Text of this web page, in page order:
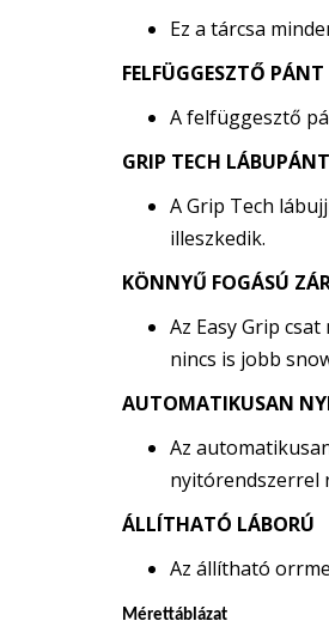
Ez a tárcsa
FELFÜGGESZTŐ PÁNT
A felfüggesztő
GRIP TECH LÁBUPÁNT
A Grip Tech
illeszkedik.
KÖNNYŰ FOGÁSÚ
Az Easy Grip
nincs is jobb
AUTOMATIKUSAN
Az
nyitórendszerrel
ÁLLÍTHATÓ LÁBORÚ
Az állítható
Mérettáblázat